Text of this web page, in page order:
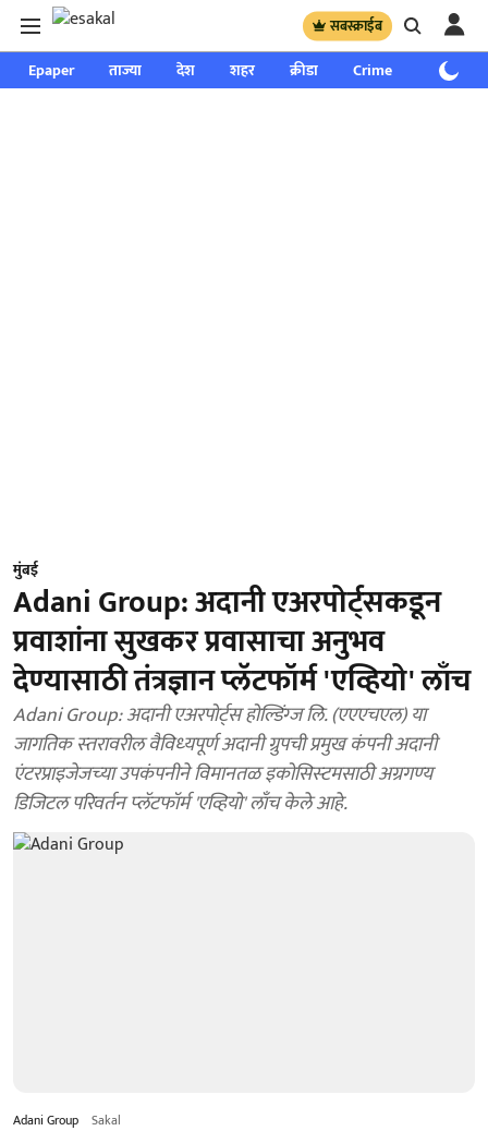
सबस्क्राईब
Epaper ताज्या देश शहर क्रीडा Crime साप्ताहिक
मुंबई
Adani Group: अदानी एअरपोर्ट्सकडून
प्रवाशांना सुखकर प्रवासाचा अनुभव
देण्‍यासाठी तंत्रज्ञान प्‍लॅटफॉर्म 'एव्हियो' लाँच
Adani Group: अदानी एअरपोर्ट्स होल्डिंग्‍ज लि. (एएएचएल) या
जागतिक स्‍तरावरील वैविध्‍यपूर्ण अदानी ग्रुपची प्रमुख कंपनी अदानी
एंटरप्राइजेजच्‍या उपकंपनीने विमानतळ इकोसिस्‍टमसाठी अग्रगण्‍य
डिजिटल परिवर्तन प्‍लॅटफॉर्म 'एव्हियो' लाँच केले आहे.
Adani Group Sakal